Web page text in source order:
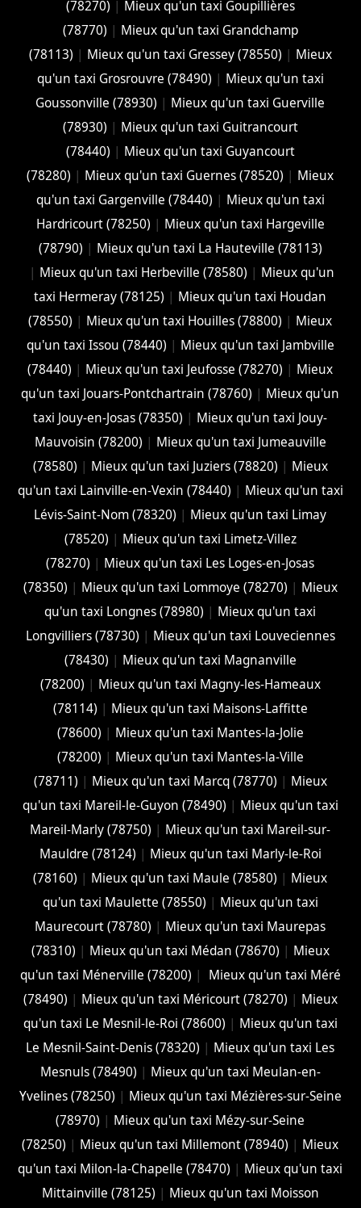
(78270) | Mieux qu'un taxi Goupillières
(78770) | Mieux qu'un taxi Grandchamp
(78113) | Mieux qu'un taxi Gressey (78550) | Mieux
qu'un taxi Grosrouvre (78490) | Mieux qu'un taxi
Goussonville (78930) | Mieux qu'un taxi Guerville
(78930) | Mieux qu'un taxi Guitrancourt
(78440) | Mieux qu'un taxi Guyancourt
(78280) | Mieux qu'un taxi Guernes (78520) | Mieux
qu'un taxi Gargenville (78440) | Mieux qu'un taxi
Hardricourt (78250) | Mieux qu'un taxi Hargeville
(78790) | Mieux qu'un taxi La Hauteville (78113)
| Mieux qu'un taxi Herbeville (78580) | Mieux qu'un
taxi Hermeray (78125) | Mieux qu'un taxi Houdan
(78550) | Mieux qu'un taxi Houilles (78800) | Mieux
qu'un taxi Issou (78440) | Mieux qu'un taxi Jambville
(78440) | Mieux qu'un taxi Jeufosse (78270) | Mieux
qu'un taxi Jouars-Pontchartrain (78760) | Mieux qu'un
taxi Jouy-en-Josas (78350) | Mieux qu'un taxi Jouy-
Mauvoisin (78200) | Mieux qu'un taxi Jumeauville
(78580) | Mieux qu'un taxi Juziers (78820) | Mieux
qu'un taxi Lainville-en-Vexin (78440) | Mieux qu'un taxi
Lévis-Saint-Nom (78320) | Mieux qu'un taxi Limay
(78520) | Mieux qu'un taxi Limetz-Villez
(78270) | Mieux qu'un taxi Les Loges-en-Josas
(78350) | Mieux qu'un taxi Lommoye (78270) | Mieux
qu'un taxi Longnes (78980) | Mieux qu'un taxi
Longvilliers (78730) | Mieux qu'un taxi Louveciennes
(78430) | Mieux qu'un taxi Magnanville
(78200) | Mieux qu'un taxi Magny-les-Hameaux
(78114) | Mieux qu'un taxi Maisons-Laffitte
(78600) | Mieux qu'un taxi Mantes-la-Jolie
(78200) | Mieux qu'un taxi Mantes-la-Ville
(78711) | Mieux qu'un taxi Marcq (78770) | Mieux
qu'un taxi Mareil-le-Guyon (78490) | Mieux qu'un taxi
Mareil-Marly (78750) | Mieux qu'un taxi Mareil-sur-
Mauldre (78124) | Mieux qu'un taxi Marly-le-Roi
(78160) | Mieux qu'un taxi Maule (78580) | Mieux
qu'un taxi Maulette (78550) | Mieux qu'un taxi
Maurecourt (78780) | Mieux qu'un taxi Maurepas
(78310) | Mieux qu'un taxi Médan (78670) | Mieux
qu'un taxi Ménerville (78200) |
Mieux qu'un taxi Méré
(78490) | Mieux qu'un taxi Méricourt (78270) | Mieux
qu'un taxi Le Mesnil-le-Roi (78600) | Mieux qu'un taxi
Le Mesnil-Saint-Denis (78320) | Mieux qu'un taxi Les
Mesnuls (78490) | Mieux qu'un taxi Meulan-en-
Yvelines (78250) | Mieux qu'un taxi Mézières-sur-Seine
(78970) | Mieux qu'un taxi Mézy-sur-Seine
(78250) | Mieux qu'un taxi Millemont (78940) | Mieux
qu'un taxi Milon-la-Chapelle (78470) | Mieux qu'un taxi
Mittainville (78125) | Mieux qu'un taxi Moisson